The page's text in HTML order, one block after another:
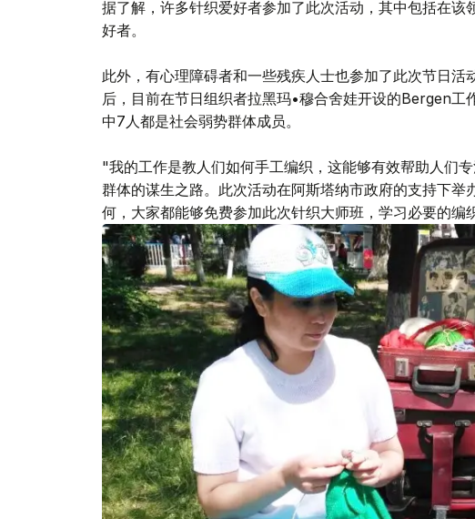
据了解，许多针织爱好者参加了此次活动，其中包括在
好者。
此外，有心理障碍者和一些残疾人士也参加了此次节日活
后，目前在节日组织者拉黑玛•穆合舍娃开设的Bergen
中7人都是社会弱势群体成员。
"我的工作是教人们如何手工编织，这能够有效帮助人们
群体的谋生之路。此次活动在阿斯塔纳市政府的支持下
何，大家都能够免费参加此次针织大师班，学习必要的编